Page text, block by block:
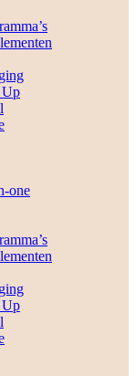
Up
one
Up